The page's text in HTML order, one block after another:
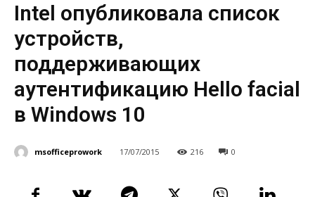
Intel опубликовала список
устройств,
поддерживающих
аутентификацию Hello facial
в Windows 10
msofficeprowork 17/07/2015 216 0